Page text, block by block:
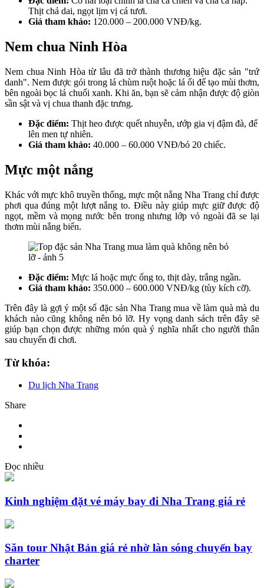
Thịt chả dai, ngọt lịm vị cá tươi.
Giá tham khảo: 120.000 – 200.000 VNĐ/kg.
Nem chua Ninh Hòa
Nem chua Ninh Hòa từ lâu đã trở thành thương hiệu đặc sản "trứ
danh". Nem được gói trong lá chùm ruột hoặc lá ổi để tạo mùi thơm,
bên ngoài bọc lá chuối xanh. Khi ăn, bạn sẽ cảm nhận được độ giòn
sần sật và vị chua thanh đặc trưng.
Đặc điểm: Thịt heo được quết nhuyễn, ướp gia vị đậm đà, để
lên men tự nhiên.
Giá tham khảo: 40.000 – 60.000 VNĐ/bó 20 chiếc.
Mực một nắng
Khác với mực khô truyền thống, mực một nắng Nha Trang chỉ được
phơi qua đúng một lượt nắng to. Điều này giúp mực giữ được độ
ngọt, mềm và mọng nước bên trong nhưng lớp vỏ ngoài đã se lại
thơm mùi nắng biển.
Đặc điểm: Mực lá hoặc mực ống to, thịt dày, trắng ngần.
Giá tham khảo: 350.000 – 600.000 VNĐ/kg (tùy kích cỡ).
Trên đây là gợi ý một số đặc sản Nha Trang mua về làm quà mà du
khách nào cũng không nên bỏ lỡ. Hy vọng danh sách trên đây sẽ
giúp bạn chọn được những món quà ý nghĩa nhất cho người thân
sau chuyến đi chơi.
Từ khóa:
Du lịch Nha Trang
Share
Đọc nhiều
Kinh nghiệm đặt vé máy bay đi Nha Trang giá rẻ
Săn tour Nhật Bản giá rẻ nhờ làn sóng chuyến bay
charter